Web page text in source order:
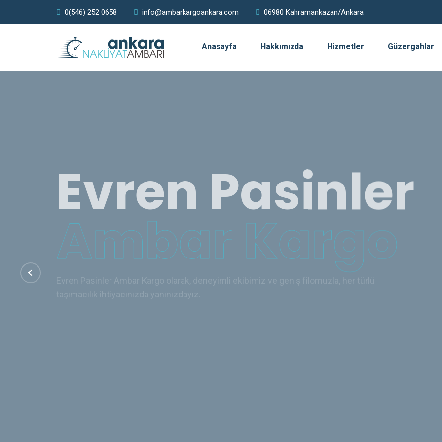
0(546) 252 0658 info@ambarkargoankara.com 06980 Kahramankazan/Ankara
Anasayfa Hakkımızda Hizmetler Güzergahlar
Evren Pasinler
Ambar Kargo
Evren Pasinler Ambar Kargo olarak, deneyimli ekibimiz ve geniş filomuzla, her türlü